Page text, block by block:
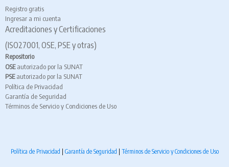
Registro gratis
Ingresar a mi cuenta
Acreditaciones y Certificaciones
(ISO27001, OSE, PSE y otras)
Repositorio
OSEautorizado por la SUNAT
PSEautorizado por la SUNAT
Política de Privacidad
Garantía de Seguridad
Términos de Servicio y Condiciones de Uso
Política de Privacidad | Garantía de Seguridad | Términos de Servicio y Condiciones de Uso